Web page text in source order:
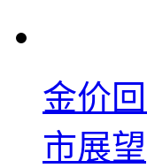
金价
市展望